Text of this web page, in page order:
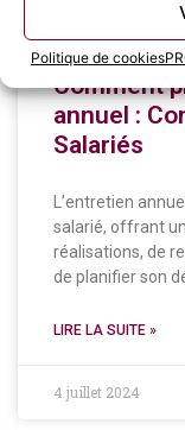
Politique de cookies
Comment
annuel :
Salariés
L’entretien
salarié, offrant
réalisations, de
de planifier son
LIRE LA SUITE »
4 juillet 2024